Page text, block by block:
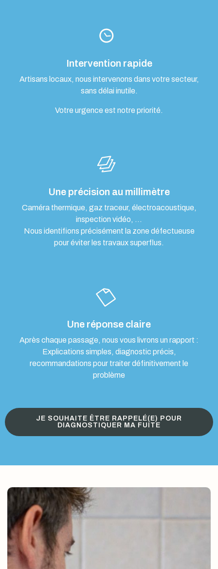
Intervention rapide
Artisans locaux, nous intervenons dans votre secteur,
sans délai inutile.
Votre urgence est notre priorité.
Une précision au millimètre
Caméra thermique, gaz traceur, électroacoustique,
inspection vidéo, …
Nous identifions précisément la zone défectueuse
pour éviter les travaux superflus.
Une réponse claire
Après chaque passage, nous vous livrons un rapport :
Explications simples, diagnostic précis,
recommandations pour traiter définitivement le
problème
JE SOUHAITE ÊTRE RAPPELÉ(E) POUR
DIAGNOSTIQUER MA FUITE